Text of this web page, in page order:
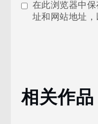
在此浏览器中
址和网站地址，
相关作品